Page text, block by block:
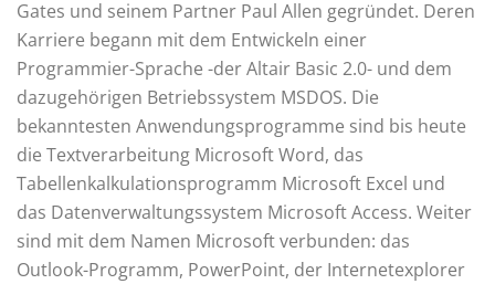
Gates und seinem Partner Paul Allen gegründet. Deren
Karriere begann mit dem Entwickeln einer
Programmier-Sprache -der Altair Basic 2.0- und dem
dazugehörigen Betriebssystem MSDOS. Die
bekanntesten Anwendungsprogramme sind bis heute
die Textverarbeitung Microsoft Word, das
Tabellenkalkulationsprogramm Microsoft Excel und
das Datenverwaltungssystem Microsoft Access. Weiter
sind mit dem Namen Microsoft verbunden: das
Outlook-Programm, PowerPoint, der Internetexplorer